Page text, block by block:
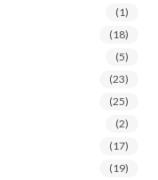
(1)
(18)
(5)
(23)
(25)
(2)
(17)
(19)